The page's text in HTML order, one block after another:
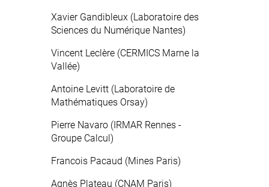
Xavier Gandibleux (Laboratoire des
Sciences du Numérique Nantes)
Vincent Leclère (CERMICS Marne la
Vallée)
Antoine Levitt (Laboratoire de
Mathématiques Orsay)
Pierre Navaro (IRMAR Rennes -
Groupe Calcul)
Francois Pacaud (Mines Paris)
Agnès Plateau (CNAM Paris)